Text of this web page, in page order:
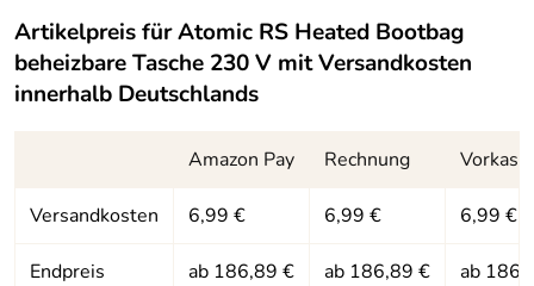
Artikelpreis fürAtomic RS Heated Bootbag
beheizbare Tasche 230 V mit Versandkosten
innerhalb Deutschlands
Amazon Pay Rechnung
Versandkosten 6,99 € 6,99 € 6,99 €
Endpreis ab 186,89 € ab 186,89 € ab